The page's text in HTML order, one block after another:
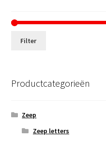
Filter
Productcategorieën
Zeep
Zeep letters